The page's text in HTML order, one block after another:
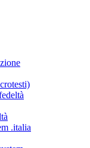
.italia